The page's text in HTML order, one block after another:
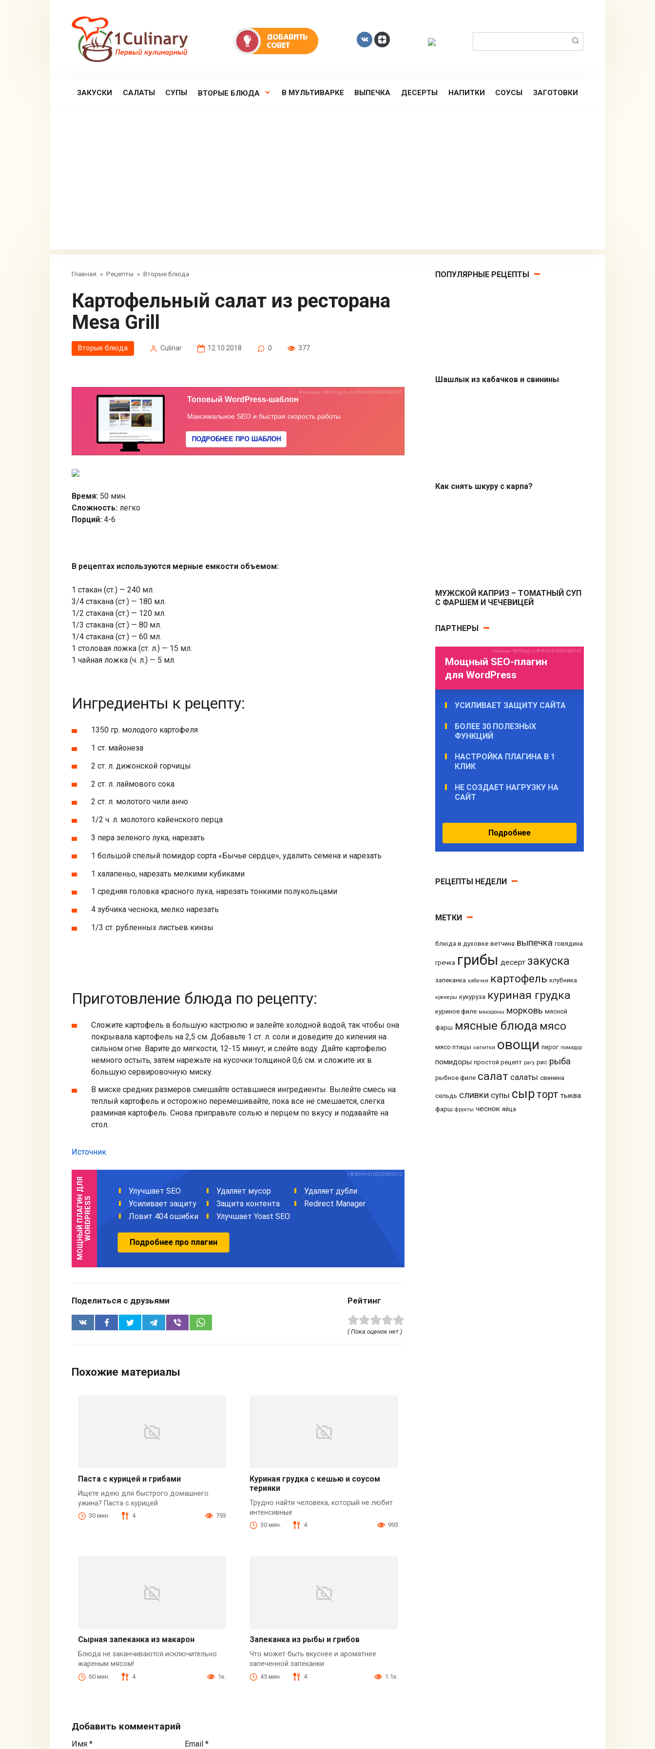
ЗАКУСКИ САЛАТЫ СУПЫ ВТОРЫЕ БЛЮДА В МУЛЬТИВАРКЕ ВЫПЕЧКА ДЕСЕРТЫ НАПИТКИ СОУСЫ ЗАГОТОВКИ
Главная » Рецепты » Вторые блюда
Картофельный салат из ресторана
Mesa Grill
Вторые блюда Сulinar 12.10.2018 0 377
Время: 50 мин.
Сложность: легко
Порций: 4-6
В рецептах используются мерные емкости объемом:
1 стакан (ст.) — 240 мл.
3/4 стакана (ст.) — 180 мл.
1/2 стакана (ст.) — 120 мл.
1/3 стакана (ст.) — 80 мл.
1/4 стакана (ст.) — 60 мл.
1 столовая ложка (ст. л.) — 15 мл.
1 чайная ложка (ч. л.) — 5 мл.
Ингредиенты к рецепту:
1350 гр. молодого картофеля
1 ст. майонеза
2 ст. л. дижонской горчицы
2 ст. л. лаймового сока
2 ст. л. молотого чили анчо
1/2 ч. л. молотого кайенского перца
3 пера зеленого лука, нарезать
1 большой спелый помидор сорта «Бычье сердце», удалить семена и нарезать
1 халапеньо, нарезать мелкими кубиками
1 средняя головка красного лука, нарезать тонкими полукольцами
4 зубчика чеснока, мелко нарезать
1/3 ст. рубленных листьев кинзы
Приготовление блюда по рецепту:
Сложите картофель в большую кастрюлю и залейте холодной водой, так чтобы она
покрывала картофель на 2,5 см. Добавьте 1 ст. л. соли и доведите до кипения на
сильном огне. Варите до мягкости, 12-15 минут, и слейте воду. Дайте картофелю
немного остыть, затем нарежьте на кусочки толщиной 0,6 см. и сложите их в
большую сервировочную миску.
В миске средних размеров смешайте оставшиеся ингредиенты. Вылейте смесь на
теплый картофель и осторожно перемешивайте, пока все не смешается, слегка
разминая картофель. Снова приправьте солью и перцем по вкусу и подавайте на
стол.
Источник
Поделиться с друзьями Рейтинг
( Пока оценок нет )
Похожие материалы
Паста с курицей и грибами
Ищете идею для быстрого домашнего
ужина? Паста с курицей
30 мин. 4 793
Куриная грудка с кешью и соусом
терияки
Трудно найти человека, который не любит
интенсивные
30 мин. 4 993
Сырная запеканка из макарон
Блюда не заканчиваются исключительно
жареным мясом!
60 мин. 4 1к.
Запеканка из рыбы и грибов
Что может быть вкуснее и ароматнее
запеченной запеканки
45 мин. 4 1.1к.
Добавить комментарий
Имя * Email*
ПОПУЛЯРНЫЕ РЕЦЕПТЫ
Шашлык из кабачков и свинины
Как снять шкуру с карпа?
Первые блюда
МУЖСКОЙ КАПРИЗ – ТОМАТНЫЙ СУП
С ФАРШЕМ И ЧЕЧЕВИЦЕЙ
ПАРТНЕРЫ
РЕЦЕПТЫ НЕДЕЛИ
МЕТКИ
блюда в духовке ветчина выпечка говядина
гречка грибы десерт закуска
запеканка кабачки картофель клубника
крекеры кукуруза куриная грудка
куриное филе макароны морковь мясной
фарш мясные блюда мясо
мясо птицы напитки овощи пирог помидор
помидоры простой рецепт рагу рис рыба
рыбное филе салат салаты свинина
сельдь сливки супы сырторт тыква
фарш фрукты чеснок яйца